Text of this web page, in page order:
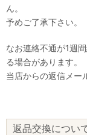
ん。
予めご了承下さい。
なお連絡不通が1週
る場合があります。
当店からの返信メー
返品交換につい